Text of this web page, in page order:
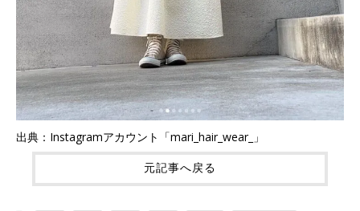
出典：Instagramアカウント「mari_hair_wear_」
元記事へ戻る